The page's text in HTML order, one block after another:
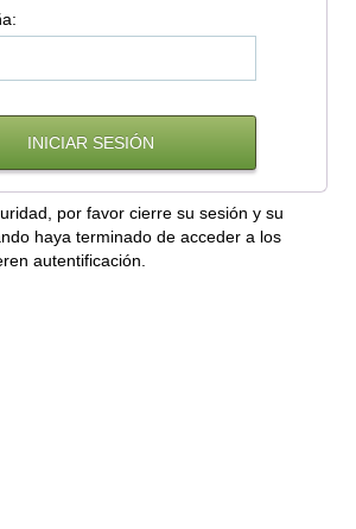
por favor cierre su sesión y su
haya terminado de acceder a los
autentificación.